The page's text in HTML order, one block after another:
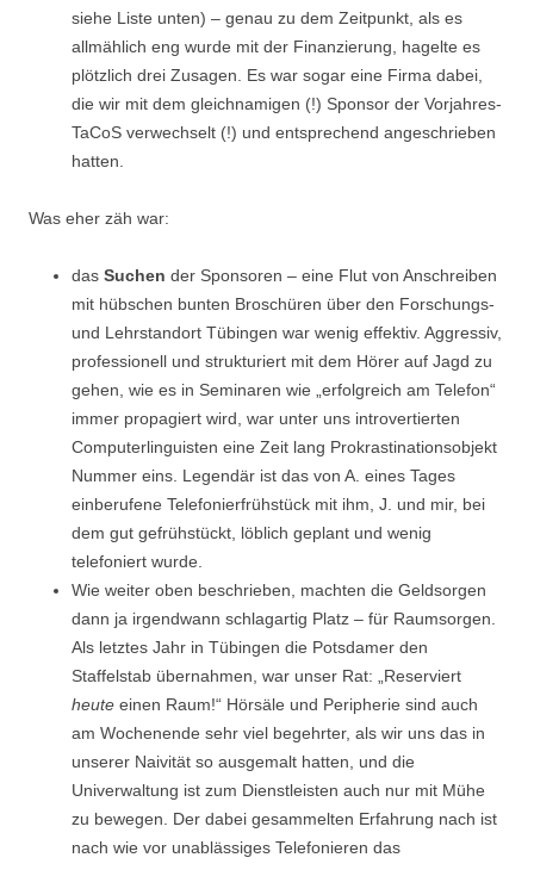
siehe Liste unten) – genau zu dem Zeitpunkt, als es
allmählich eng wurde mit der Finanzierung, hagelte es
plötzlich drei Zusagen. Es war sogar eine Firma dabei,
die wir mit dem gleichnamigen (!) Sponsor der Vorjahres-
TaCoS verwechselt (!) und entsprechend angeschrieben
hatten.
Was eher zäh war:
das Suchen der Sponsoren – eine Flut von Anschreiben
mit hübschen bunten Broschüren über den Forschungs-
und Lehrstandort Tübingen war wenig effektiv. Aggressiv,
professionell und strukturiert mit dem Hörer auf Jagd zu
gehen, wie es in Seminaren wie „erfolgreich am Telefon“
immer propagiert wird, war unter uns introvertierten
Computerlinguisten eine Zeit lang Prokrastinationsobjekt
Nummer eins. Legendär ist das von A. eines Tages
einberufene Telefonierfrühstück mit ihm, J. und mir, bei
dem gut gefrühstückt, löblich geplant und wenig
telefoniert wurde.
Wie weiter oben beschrieben, machten die Geldsorgen
dann ja irgendwann schlagartig Platz – für Raumsorgen.
Als letztes Jahr in Tübingen die Potsdamer den
Staffelstab übernahmen, war unser Rat: „Reserviert
heute einen Raum!“ Hörsäle und Peripherie sind auch
am Wochenende sehr viel begehrter, als wir uns das in
unserer Naivität so ausgemalt hatten, und die
Univerwaltung ist zum Dienstleisten auch nur mit Mühe
zu bewegen. Der dabei gesammelten Erfahrung nach ist
nach wie vor unablässiges Telefonieren das